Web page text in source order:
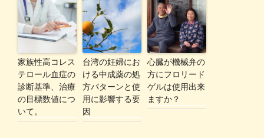
家族性高コレス
テロール血症の
診断基準、治療
の目標数値につ
いて。
台湾の妊婦にお
ける中成薬の処
方パターンと使
用に影響する要
因
心臓が機械弁の
方にフロリード
ゲルは使用出来
ますか？